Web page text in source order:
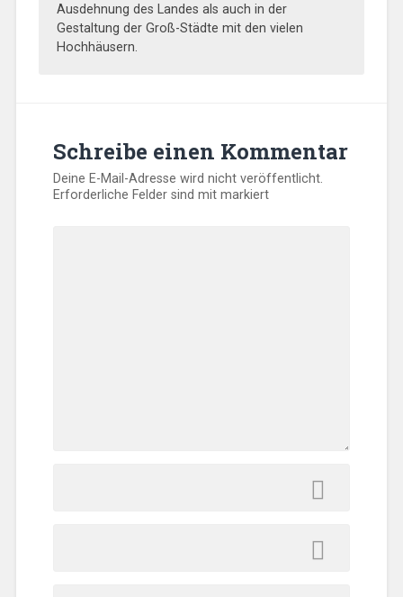
Ausdehnung des Landes als auch in der
Gestaltung der Groß-Städte mit den vielen
Hochhäusern.
Schreibe einen Kommentar
Deine E-Mail-Adresse wird nicht veröffentlicht.
Erforderliche Felder sind mitmarkiert